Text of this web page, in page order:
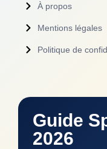
À propos
Mentions légales
Politique de
Guide
2026